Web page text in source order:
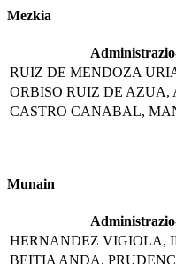
Mezkia
RUIZ DE MENDOZA
ORBISO RUIZ DE AZUA,
CASTRO CANABAL,
Munain
HERNANDEZ VIGIOLA,
BEITIA ANDA,